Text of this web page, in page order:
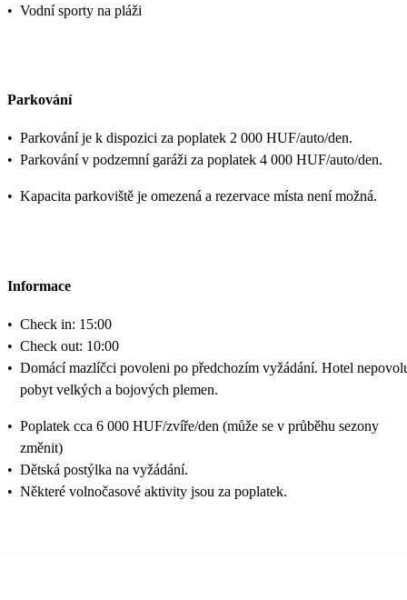
• Vodní sporty na pláži
Parkování
• Parkování je k dispozici za poplatek 2 000 HUF/auto/den.
• Parkování v podzemní garáži za poplatek 4 000 HUF/auto/den.
• Kapacita parkoviště je omezená a rezervace místa není možná.
Informace
• Check in: 15:00
• Check out: 10:00
• Domácí mazlíčci povoleni po předchozím vyžádání. Hotel
pobyt velkých a bojových plemen.
• Poplatek cca 6 000 HUF/zvíře/den (může se v průběhu sezony
změnit)
• Dětská postýlka na vyžádání.
• Některé volnočasové aktivity jsou za poplatek.